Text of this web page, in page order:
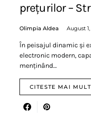
prețurilor –
Olimpia Aldea August
În peisajul dinamic și
electronic modern,
menținând…
CITESTE MAI MULT